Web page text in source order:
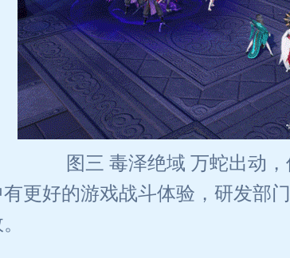
图三 毒泽绝域 万蛇出动
更好的游戏战斗体验，研发部